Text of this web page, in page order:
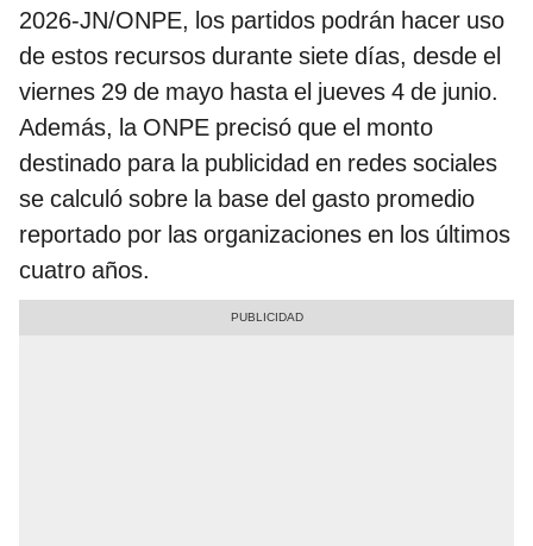
2026-JN/ONPE, los partidos podrán hacer uso
de estos recursos durante siete días, desde el
viernes 29 de mayo hasta el jueves 4 de junio.
Además, la ONPE precisó que el monto
destinado para la publicidad en redes sociales
se calculó sobre la base del gasto promedio
reportado por las organizaciones en los últimos
cuatro años.